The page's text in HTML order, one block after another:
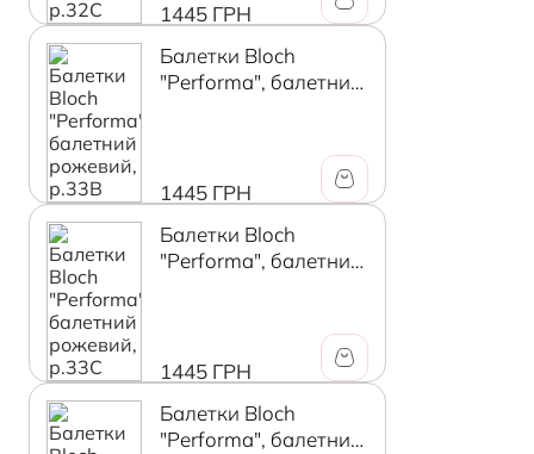
1445 ГРН
Балетки Bloch
"Performa", балетний
1445 ГРН
Балетки Bloch
"Performa", балетний
1445 ГРН
Балетки Bloch
"Performa", балетний